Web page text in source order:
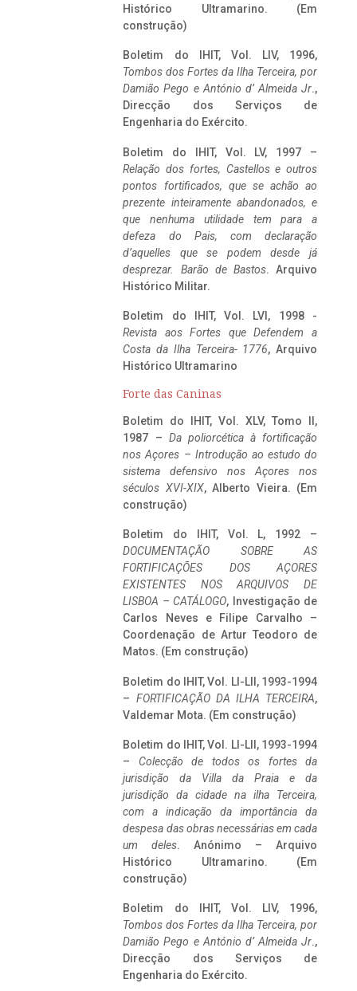
Histórico Ultramarino. (Em
construção)
Boletim do IHIT, Vol. LIV, 1996,
Tombos dos Fortes da Ilha Terceira, por
Damião Pego e António d’ Almeida Jr.,
Direcção dos Serviços de
Engenharia do Exército.
Boletim do IHIT, Vol. LV, 1997 –
Relação dos fortes, Castellos e outros
pontos fortificados, que se achão ao
prezente inteiramente abandonados, e
que nenhuma utilidade tem para a
defeza do Pais, com declaração
d’aquelles que se podem desde já
desprezar. Barão de Bastos. Arquivo
Histórico Militar.
Boletim do IHIT, Vol. LVI, 1998 -
Revista aos Fortes que Defendem a
Costa da Ilha Terceira- 1776, Arquivo
Histórico Ultramarino
Forte das Caninas
Boletim do IHIT, Vol. XLV, Tomo II,
1987 – Da poliorcética à fortificação
nos Açores – Introdução ao estudo do
sistema defensivo nos Açores nos
séculos XVI-XIX, Alberto Vieira. (Em
construção)
Boletim do IHIT, Vol. L, 1992 –
DOCUMENTAÇÃO SOBRE AS
FORTIFICAÇÕES DOS AÇORES
EXISTENTES NOS ARQUIVOS DE
LISBOA – CATÁLOGO, Investigação de
Carlos Neves e Filipe Carvalho –
Coordenação de Artur Teodoro de
Matos. (Em construção)
Boletim do IHIT, Vol. LI-LII, 1993-1994
– FORTIFICAÇÃO DA ILHA TERCEIRA,
Valdemar Mota. (Em construção)
Boletim do IHIT, Vol. LI-LII, 1993-1994
– Colecção de todos os fortes da
jurisdição da Villa da Praia e da
jurisdição da cidade na ilha Terceira,
com a indicação da importância da
despesa das obras necessárias em cada
um deles. Anónimo – Arquivo
Histórico Ultramarino. (Em
construção)
Boletim do IHIT, Vol. LIV, 1996,
Tombos dos Fortes da Ilha Terceira, por
Damião Pego e António d’ Almeida Jr.,
Direcção dos Serviços de
Engenharia do Exército.